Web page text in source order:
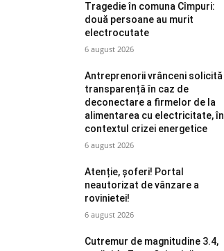
Tragedie în comuna Cîmpuri:
două persoane au murit
electrocutate
6 august 2026
Antreprenorii vrânceni solicită
transparență în caz de
deconectare a firmelor de la
alimentarea cu electricitate, în
contextul crizei energetice
6 august 2026
Atenție, șoferi! Portal
neautorizat de vânzare a
rovinietei!
6 august 2026
Cutremur de magnitudine 3.4,